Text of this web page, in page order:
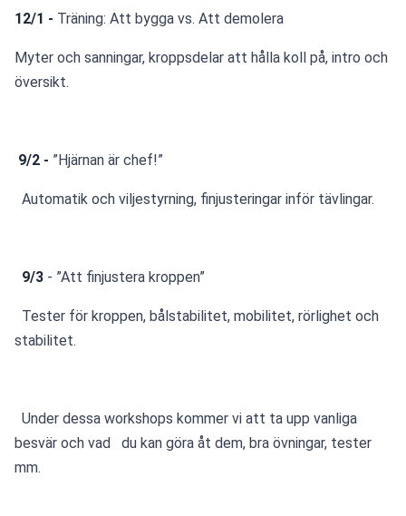
12/1 - Träning: Att bygga vs. Att demolera
Myter och sanningar, kroppsdelar att hålla koll på, intro och
översikt.
9/2 - ”Hjärnan är chef!”
Automatik och viljestyrning, finjusteringar inför tävlingar.
9/3 - ”Att finjustera kroppen”
Tester för kroppen, bålstabilitet, mobilitet, rörlighet och
stabilitet.
Under dessa workshops kommer vi att ta upp vanliga
besvär och vad   du kan göra åt dem, bra övningar, tester
mm.